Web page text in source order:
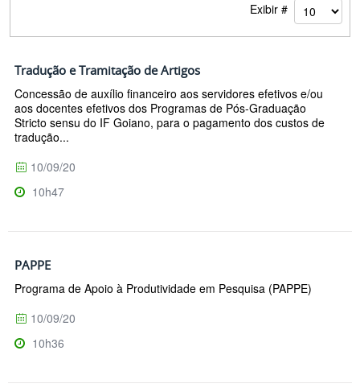
Exibir #
Tradução e Tramitação de Artigos
Concessão de auxílio financeiro aos servidores efetivos e/ou
aos docentes efetivos dos Programas de Pós-Graduação
Stricto sensu do IF Goiano, para o pagamento dos custos de
tradução...
10/09/20
10h47
PAPPE
Programa de Apoio à Produtividade em Pesquisa (PAPPE)
10/09/20
10h36